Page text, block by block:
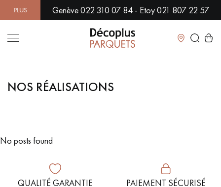
500 MODÈLES EN SHOWROOM | DISPONIBILITÉ
Genève 022 310 07 84 - Etoy 021 807 22 57
Fermer
LES RECHERCHES LES PLUS COURANTES
PARQUET EN BOIS EXOTIQUE PARQUET VERNIS
NOS RÉALISATIONS
No posts found
QUALITÉ GARANTIE PAIEMENT SÉCURISÉ